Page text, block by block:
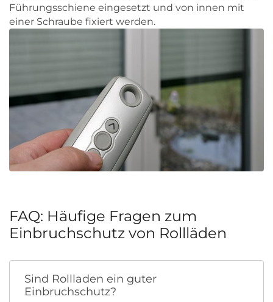
Führungsschiene eingesetzt und von innen mit
einer Schraube fixiert werden.
FAQ: Häufige Fragen zum
Einbruchschutz von Rollläden
Sind Rollladen ein guter
Einbruchschutz?